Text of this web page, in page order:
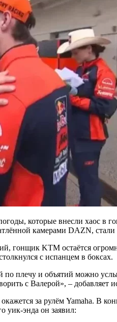
которые внесли хаос
камерами DAZN,
гонщик KTM остаётся
с испанцем в боксах.
плечу и объятий можно
с Валерой», –
за рулём Yamaha. В
уик-энда он заявил: